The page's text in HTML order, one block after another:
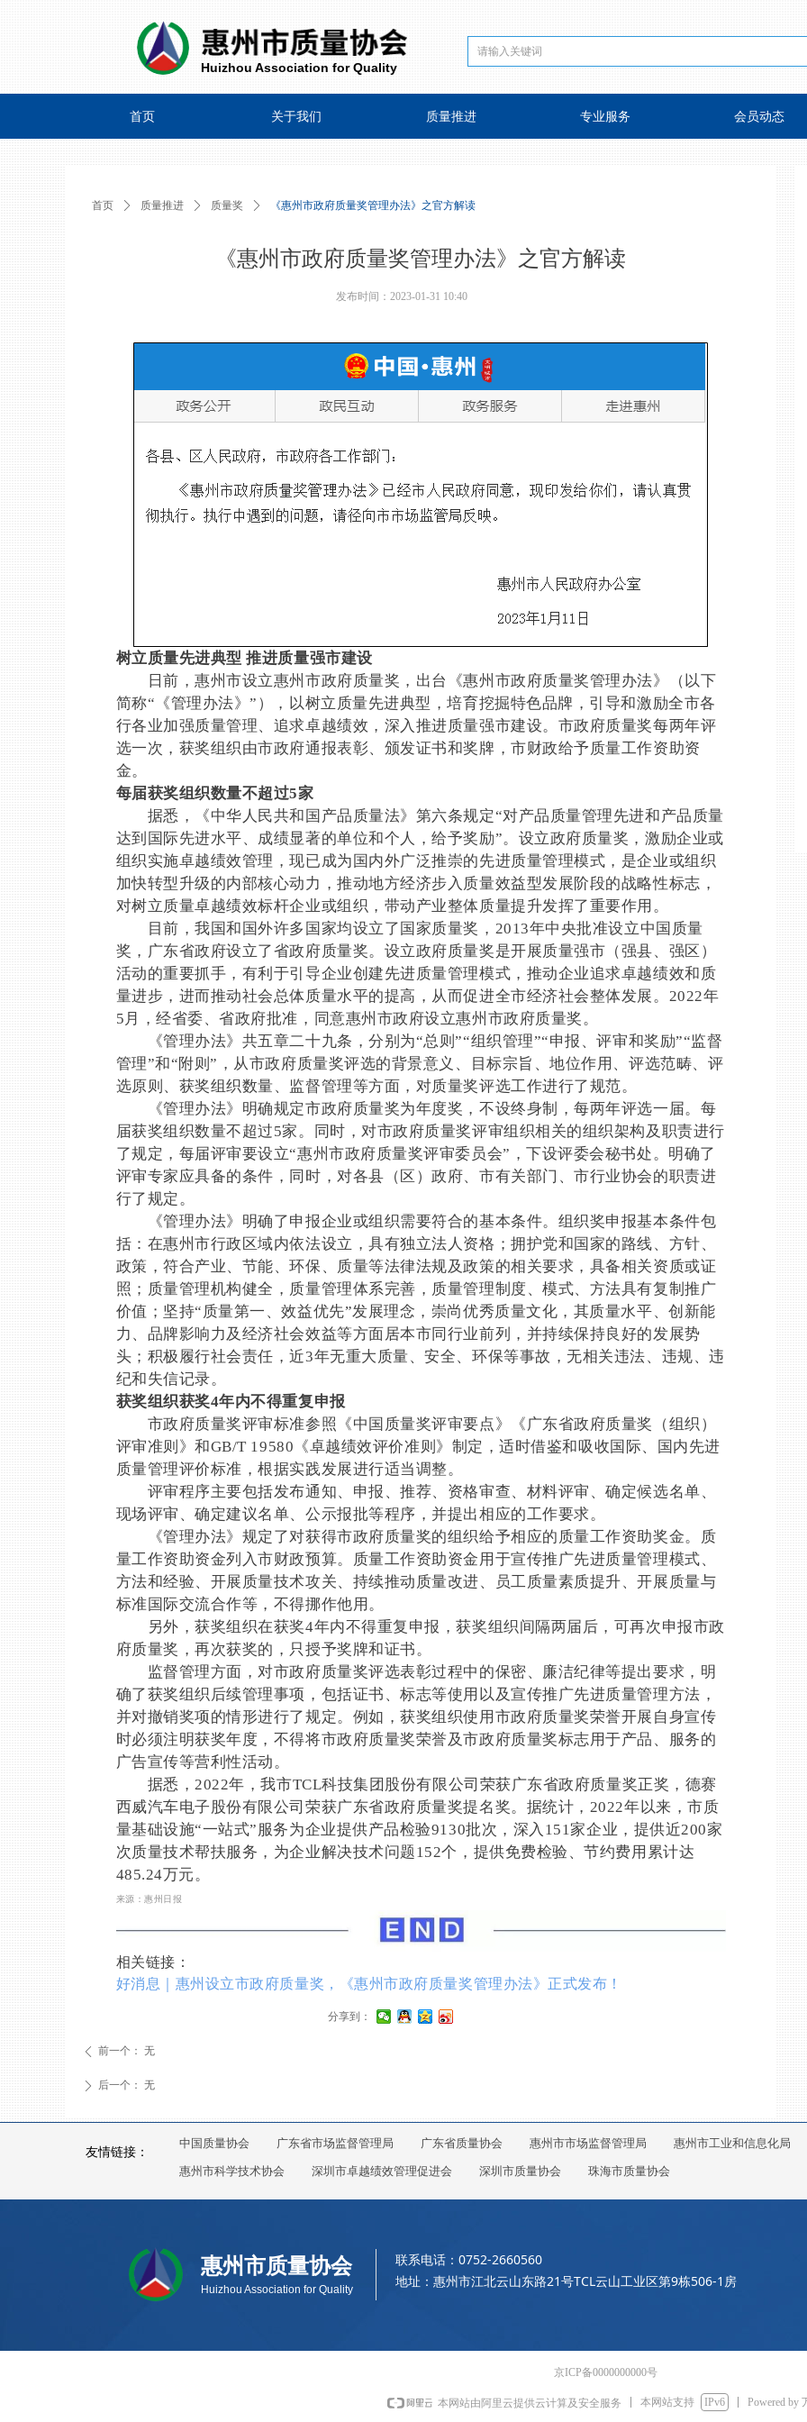
首页 关于我们 质量推进 专业服务 会员动态
Huizhou Association for Quality
《惠州市政府质量奖管理办法》之官方解读
树立质量先进典型 推进质量强市建设
日前，惠州市设立惠州市政府质量奖，出台《惠州市政府质量奖管理办法》（以下
简称“《管理办法》”），以树立质量先进典型，培育挖掘特色品牌，引导和激励全市各
行各业加强质量管理、追求卓越绩效，深入推进质量强市建设。市政府质量奖每两年评
选一次，获奖组织由市政府通报表彰、颁发证书和奖牌，市财政给予质量工作资助资
金。
每届获奖组织数量不超过5家
据悉，《中华人民共和国产品质量法》第六条规定“对产品质量管理先进和产品质量
达到国际先进水平、成绩显著的单位和个人，给予奖励”。设立政府质量奖，激励企业或
组织实施卓越绩效管理，现已成为国内外广泛推崇的先进质量管理模式，是企业或组织
加快转型升级的内部核心动力，推动地方经济步入质量效益型发展阶段的战略性标志，
对树立质量卓越绩效标杆企业或组织，带动产业整体质量提升发挥了重要作用。
目前，我国和国外许多国家均设立了国家质量奖，2013年中央批准设立中国质量
奖，广东省政府设立了省政府质量奖。设立政府质量奖是开展质量强市（强县、强区）
活动的重要抓手，有利于引导企业创建先进质量管理模式，推动企业追求卓越绩效和质
量进步，进而推动社会总体质量水平的提高，从而促进全市经济社会整体发展。2022年
5月，经省委、省政府批准，同意惠州市政府设立惠州市政府质量奖。
《管理办法》共五章二十九条，分别为“总则”“组织管理”“申报、评审和奖励”“监督
管理”和“附则”，从市政府质量奖评选的背景意义、目标宗旨、地位作用、评选范畴、评
选原则、获奖组织数量、监督管理等方面，对质量奖评选工作进行了规范。
《管理办法》明确规定市政府质量奖为年度奖，不设终身制，每两年评选一届。每
届获奖组织数量不超过5家。同时，对市政府质量奖评审组织相关的组织架构及职责进行
了规定，每届评审要设立“惠州市政府质量奖评审委员会”，下设评委会秘书处。明确了
评审专家应具备的条件，同时，对各县（区）政府、市有关部门、市行业协会的职责进
行了规定。
《管理办法》明确了申报企业或组织需要符合的基本条件。组织奖申报基本条件包
括：在惠州市行政区域内依法设立，具有独立法人资格；拥护党和国家的路线、方针、
政策，符合产业、节能、环保、质量等法律法规及政策的相关要求，具备相关资质或证
照；质量管理机构健全，质量管理体系完善，质量管理制度、模式、方法具有复制推广
价值；坚持“质量第一、效益优先”发展理念，崇尚优秀质量文化，其质量水平、创新能
力、品牌影响力及经济社会效益等方面居本市同行业前列，并持续保持良好的发展势
头；积极履行社会责任，近3年无重大质量、安全、环保等事故，无相关违法、违规、违
纪和失信记录。
获奖组织获奖4年内不得重复申报
市政府质量奖评审标准参照《中国质量奖评审要点》《广东省政府质量奖（组织）
评审准则》和GB/T 19580《卓越绩效评价准则》制定，适时借鉴和吸收国际、国内先进
质量管理评价标准，根据实践发展进行适当调整。
评审程序主要包括发布通知、申报、推荐、资格审查、材料评审、确定候选名单、
现场评审、确定建议名单、公示报批等程序，并提出相应的工作要求。
《管理办法》规定了对获得市政府质量奖的组织给予相应的质量工作资助奖金。质
量工作资助资金列入市财政预算。质量工作资助资金用于宣传推广先进质量管理模式、
方法和经验、开展质量技术攻关、持续推动质量改进、员工质量素质提升、开展质量与
标准国际交流合作等，不得挪作他用。
另外，获奖组织在获奖4年内不得重复申报，获奖组织间隔两届后，可再次申报市政
府质量奖，再次获奖的，只授予奖牌和证书。
监督管理方面，对市政府质量奖评选表彰过程中的保密、廉洁纪律等提出要求，明
确了获奖组织后续管理事项，包括证书、标志等使用以及宣传推广先进质量管理方法，
并对撤销奖项的情形进行了规定。例如，获奖组织使用市政府质量奖荣誉开展自身宣传
时必须注明获奖年度，不得将市政府质量奖荣誉及市政府质量奖标志用于产品、服务的
广告宣传等营利性活动。
据悉，2022年，我市TCL科技集团股份有限公司荣获广东省政府质量奖正奖，德赛
西威汽车电子股份有限公司荣获广东省政府质量奖提名奖。据统计，2022年以来，市质
量基础设施“一站式”服务为企业提供产品检验9130批次，深入151家企业，提供近200家
次质量技术帮扶服务，为企业解决技术问题152个，提供免费检验、节约费用累计达
485.24万元。
来源：惠州日报
相关链接：
好消息｜惠州设立市政府质量奖，《惠州市政府质量奖管理办法》正式发布！
ꄴ 前一个： 无
ꄲ 后一个： 无
首页 ꄲ 质量推进 ꄲ 质量奖 ꄲ 《惠州市政府质量奖管理办法》之官方解读
发布时间： 2023-01-31 10:40
分享到：
友情链接：
中国质量协会 广东省市场监督管理局 广东省质量协会 惠州市市场监督管理局 惠州市工业和信息化局
惠州市科学技术协会 深圳市卓越绩效管理促进会 深圳市质量协会 珠海市质量协会
惠州市质量协会
Huizhou Association for Quality
联系电话：0752-2660560
地址：惠州市江北云山东路21号TCL云山工业区第9栋506-1房
京ICP备0000000000号
本网站由阿里云提供云计算及安全服务 本网站支持 IPv6 Powered by